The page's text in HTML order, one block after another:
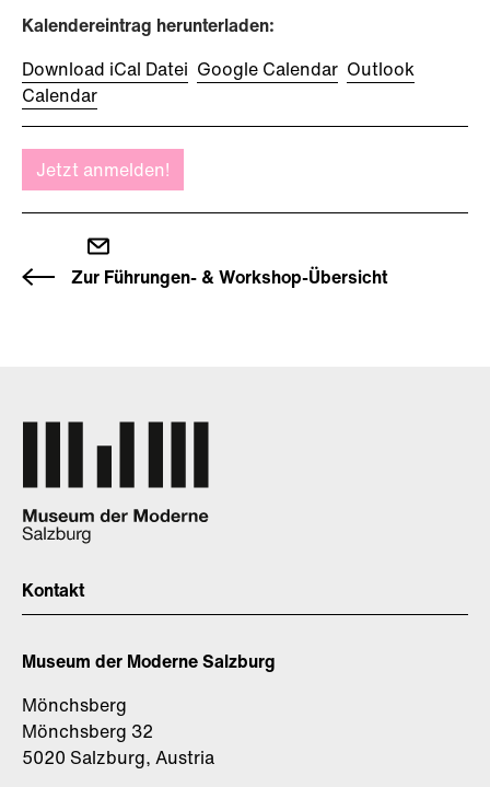
Kalendereintrag herunterladen:
Download iCal Datei Google Calendar Outlook
Calendar
Jetzt anmelden!
Zur Führungen- & Workshop-Übersicht
Kontakt
Museum der Moderne Salzburg
Mönchsberg
Mönchsberg 32
5020 Salzburg, Austria